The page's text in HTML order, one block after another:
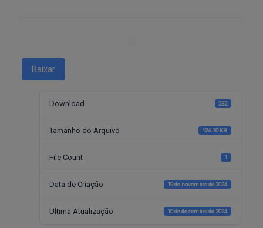
Baixar
Download 232
Tamanho do Arquivo 124.70 KB
File Count 1
Data de Criação 19 de novembro de 2024
Ultima Atualização 10 de dezembro de 2024